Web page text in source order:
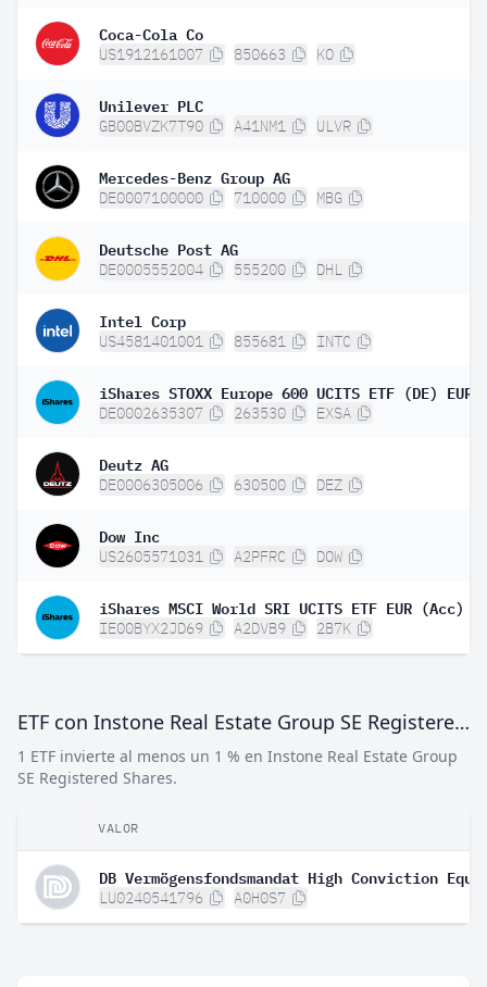
Coca-Cola Co
US1912161007 850663 KO
Unilever PLC
GB00BVZK7T90 A41NM1 ULVR
Mercedes-Benz Group AG
DE0007100000 710000 MBG
Deutsche Post AG
DE0005552004 555200 DHL
Intel Corp
US4581401001 855681 INTC
DE0002635307 263530 EXSA
Deutz AG
DE0006305006 630500 DEZ
Dow Inc
US2605571031 A2PFRC DOW
iShares MSCI World SRI UCITS ETF EUR (Acc)
IE00BYX2JD69 A2DVB9 2B7K
ETF con Instone Real Estate Group SE Registered Shares
1 ETF invierte al menos un 1 % en Instone Real Estate Group
SE Registered Shares.
VALOR
DB Vermögensfondsmandat High Conviction
LU0240541796 A0H0S7